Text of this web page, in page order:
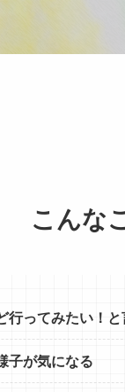
こんな
行ってみたい！と
子が気になる